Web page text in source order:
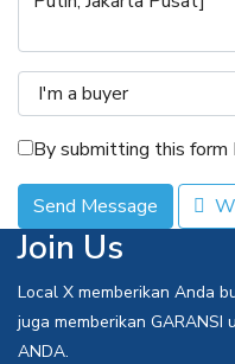
By submitting this form
Send Message
Join Us
Local X memberikan Anda
juga memberikan GARANSI
ANDA.